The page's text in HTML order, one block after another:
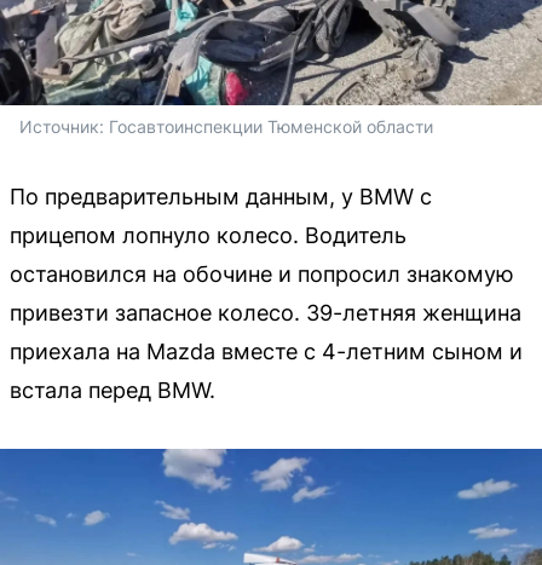
Источник: Госавтоинспекции Тюменской области
По предварительным данным, у BMW с
прицепом лопнуло колесо. Водитель
остановился на обочине и попросил знакомую
привезти запасное колесо. 39-летняя женщина
приехала на Mazda вместе с 4-летним сыном и
встала перед BMW.